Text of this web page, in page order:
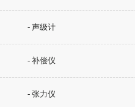
- 声级计
- 补偿仪
- 张力仪